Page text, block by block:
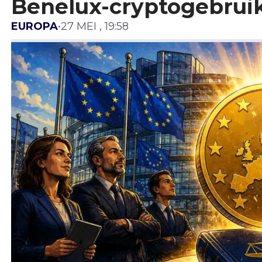
Benelux-
EUROPA•27 MEI , 19:58